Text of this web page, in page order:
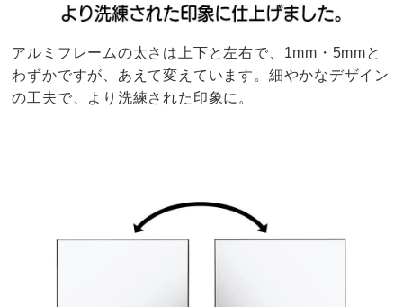
アルミフレームの太さは上下と左右で、1mm・5mmと
わずかですが、あえて変えています。細やかなデザイン
の工夫で、より洗練された印象に。